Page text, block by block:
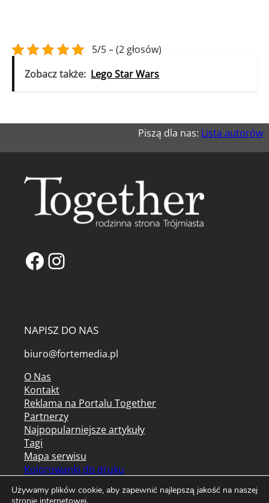
5/5 – (2 głosów)
Zobacz także: Lego Star Wars
Piszą dla nas: Lista autorów
Facebook
Instagram
NAPISZ DO NAS
biuro@fortemedia.pl
O Nas
Kontakt
Reklama na Portalu Together
Partnerzy
Najpopularniejsze artykuły
Tagi
Mapa serwisu
Kolorowanki do druku
Archiwum czasopism
Używamy plików cookie, aby zapewnić najlepszą jakość na naszej